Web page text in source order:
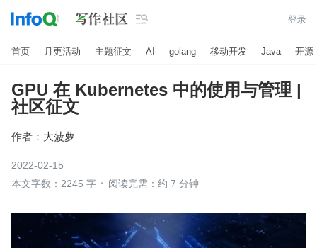
 登录
首页 月更活动 主题征文 AI golang 移动开发 Java 开源
GPU 在 Kubernetes 中的使用与管理 |
社区征文
作者： 大菠萝
2022-02-15
本文字数：2245 字
阅读完需：约 7 分钟